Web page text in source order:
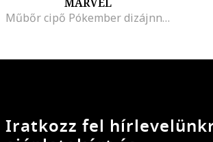
Műbőr cipő Pókember dizájnnal, Sötétkék
Iratkozz fel